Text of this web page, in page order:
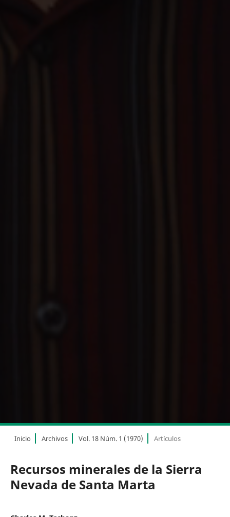
Inicio Archivos Vol. 18 Núm. 1 (1970) Artículos
Recursos minerales de la Sierra
Nevada de Santa Marta